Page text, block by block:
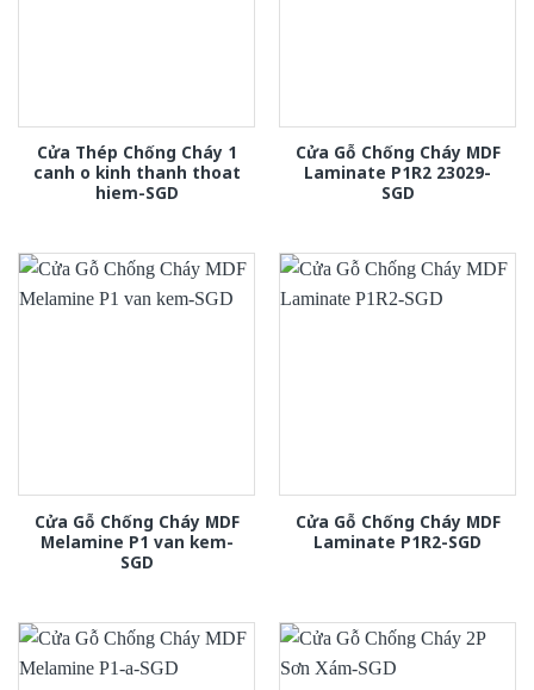
Cửa Thép Chống Cháy 1
canh o kinh thanh thoat
hiem-SGD
Cửa Gỗ Chống Cháy MDF
Laminate P1R2 23029-
SGD
Cửa Gỗ Chống Cháy MDF
Melamine P1 van kem-
SGD
Cửa Gỗ Chống Cháy MDF
Laminate P1R2-SGD